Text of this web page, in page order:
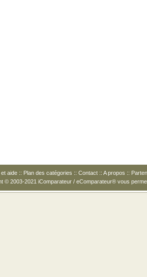
et aide :: Plan des catégories :: Contact :: A propos ::
© 2003-2021 iComparateur / eComparateur® vous